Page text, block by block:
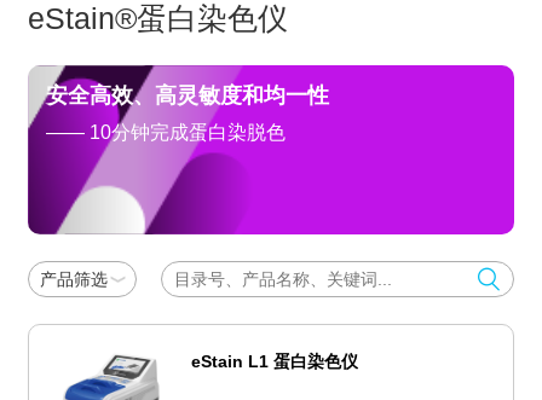
eStain®蛋白染色仪
安全高效、高灵敏度和均一性
—— 10分钟完成蛋白染脱色
产品筛选
eStain L1 蛋白染色仪